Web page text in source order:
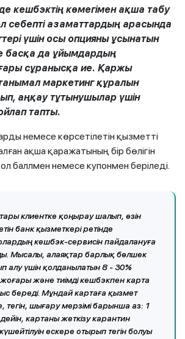
кешбэктің көмегімен ақша табу
себепті азаматтардың арасында
үшін осы опцияны ұсынатын
басқа да ұйымдардың
сұранысқа ие. Қаржы
маркетинг құралын
аңқау тұтынушылар үшін
тапты.
немесе көрсетілетін қызметті
ақша қаражатының бір бөлігін
баллмен немесе купонмен беріледі.
клиентке қоңырау шалып, өзін
банк қызметкері ретінде
кешбэк-сервисін пайдалануға
Мысалы, алаяқтар барлық бөлшек
алу үшін қолданылатын 8 - 30%
және тиімді кешбэкпен карта
береді. Мұндай картаға қызмет
тегін, шығару мерзімі барынша аз: 1
картаны жеткізу карантин
ескере отырып тегін болуы